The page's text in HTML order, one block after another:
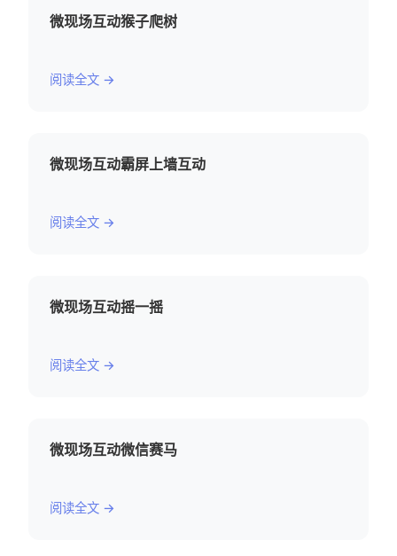
微现场互动猴子爬树
阅读全文 →
微现场互动霸屏上墙互动
阅读全文 →
微现场互动摇一摇
阅读全文 →
微现场互动微信赛马
阅读全文 →